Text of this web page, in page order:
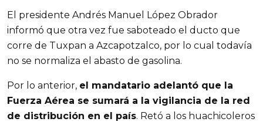
El presidente Andrés Manuel López Obrador
informó que otra vez fue saboteado el ducto que
corre de Tuxpan a Azcapotzalco, por lo cual todavía
no se normaliza el abasto de gasolina.
Por lo anterior, el mandatario adelantó que la
Fuerza Aérea se sumará a la vigilancia de la red
de distribución en el país. Retó a los huachicoleros